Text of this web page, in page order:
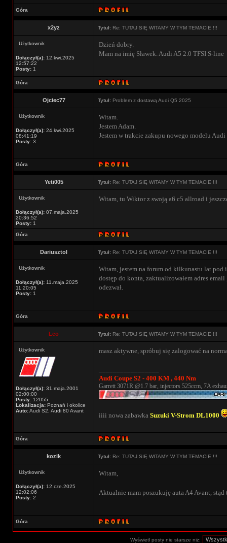
Góra
x2yz Tytuł: Re: TUTAJ SIĘ WITAMY W TYM TEMACIE !!!
Użytkownik
Dołączył(a): 12.kwi.2025
12:57:22
Posty: 1
Dzień dobry.
Mam na imię Sławek. Audi A5 2.0 TFSI S-line
Góra
Ojciec77 Tytuł: Problem z dostawą Audi Q5 2025
Użytkownik
Dołączył(a): 24.kwi.2025
08:41:19
Posty: 3
Witam.
Jestem Adam.
Jestem w trakcie zakupu nowego modelu Audi
Góra
Yeti005 Tytuł: Re: TUTAJ SIĘ WITAMY W TYM TEMACIE !!!
Użytkownik
Dołączył(a): 07.maja.2025
20:36:52
Posty: 1
Witam, tu Wiktor z swoją a6 c5 allroad i
Góra
Dariusztol Tytuł: Re: TUTAJ SIĘ WITAMY W TYM TEMACIE !!!
Użytkownik
Dołączył(a): 11.maja.2025
11:20:05
Posty: 1
Witam, jestem na forum od kilkunastu lat pod
dostęp do konta, zaktualizowałem adres
odezwał.
Góra
Leo Tytuł: Re: TUTAJ SIĘ WITAMY W TYM TEMACIE !!!
Użytkownik
Dołączył(a): 31.maja.2001
02:00:00
Posty: 12055
Lokalizacja: Poznań i okolice
Auto:Audi S2, Audi 80 Avant
masz aktywne, spróbuj się zalogować na
Audi Coupe S2 - 400 KM , 440 Nm
Garrett 3071R @1.7 bar, injectors 525ccm, 7A
iiii nowa zabawka Suzuki V-Strom DL1000
Góra
kozik Tytuł: Re: TUTAJ SIĘ WITAMY W TYM TEMACIE !!!
Użytkownik
Dołączył(a): 12.cze.2025
12:02:06
Posty: 2
Witam,
Aktualnie mam poszukuję auta A4 Avant,
Góra
Wyświetl posty nie starsze niż: